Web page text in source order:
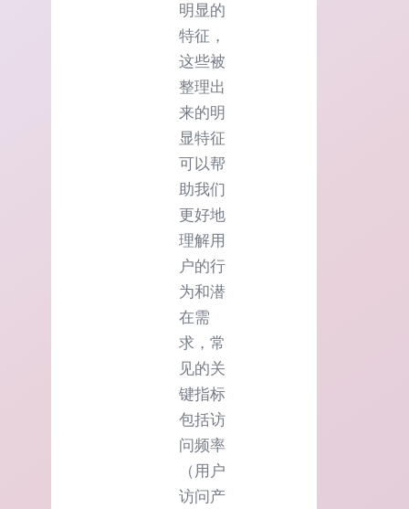
明显的
特征，
这些被
整理出
来的明
显特征
可以帮
助我们
更好地
理解用
户的行
为和潜
在需
求，常
见的关
键指标
包括访
问频率
（用户
访问产